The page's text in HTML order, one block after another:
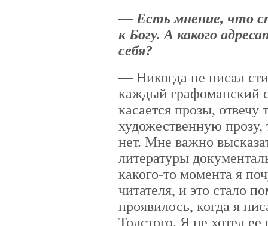
— Есть мнение, что
к Богу. А какого
себя?
— Никогда не писал
каждый графоманский
касается прозы, отвечу
художественную прозу,
нет. Мне важно
литературы
какого-то момента я
читателя, и это стало
проявилось, когда я
Толстого. Я не хотел